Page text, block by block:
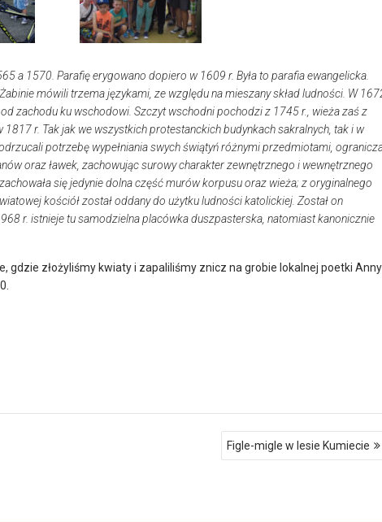
a 1570. Parafię erygowano dopiero w 1609 r. Była to parafia ewangelicka.
mówili trzema językami, ze względu na mieszany skład ludności. W
zachodu ku wschodowi. Szczyt wschodni pochodzi z 1745 r., wieża zaś z
1817 r. Tak jak we wszystkich protestanckich budynkach sakralnych, tak i w
potrzebę wypełniania swych świątyń różnymi przedmiotami,
oraz ławek, zachowując surowy charakter zewnętrznego i wewnętrznego
się jedynie dolna część murów korpusu oraz wieża; z oryginalnego
kościół został oddany do użytku ludności katolickiej. Został on
r. istnieje tu samodzielna placówka duszpasterska, natomiast kanonicznie
gdzie złożyliśmy kwiaty i zapaliliśmy znicz na grobie lokalnej poetki Anny
Figle-migle w lesie Kumiecie